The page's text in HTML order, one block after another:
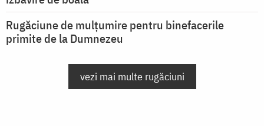
Rugăciune de mulțumire pentru binefacerile
primite de la Dumnezeu
vezi mai multe rugăciuni